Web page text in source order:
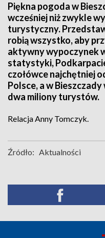
Piękna pogoda w
wcześniej niż zwykle
turystyczny.
robią wszystko, aby
aktywny wypoczynek
statystyki,
czołówce najchętniej
Polsce, a w
dwa miliony turystów.
Relacja Anny Tomczyk.
Źródło: Aktualności